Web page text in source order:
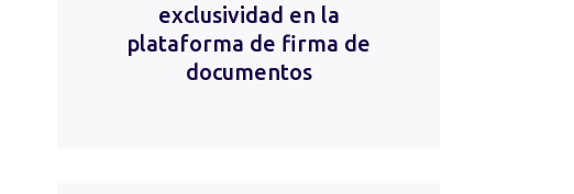
exclusividad en la
plataforma de firma de
documentos